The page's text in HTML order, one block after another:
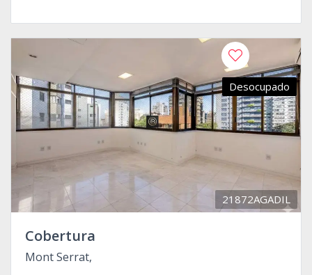
Desocupado
21872AGADIL
Cobertura
Mont Serrat,